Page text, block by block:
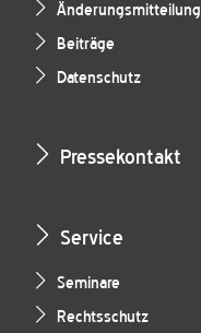
Änderungsmitteilung
Beiträge
Datenschutz
Pressekontakt
Service
Seminare
Rechtsschutz